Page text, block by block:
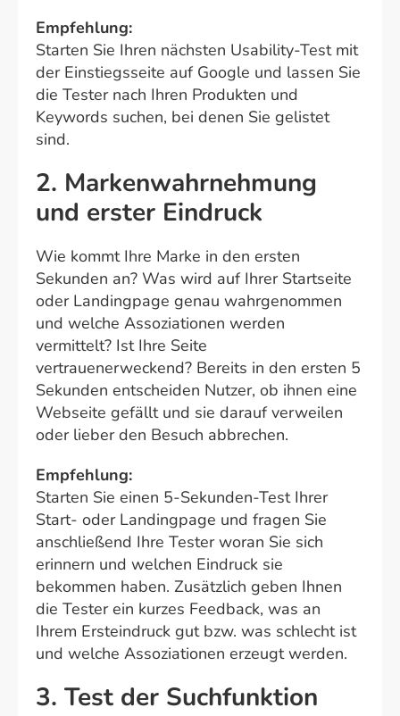
Empfehlung:
Starten Sie Ihren nächsten Usability-Test mit
der Einstiegsseite auf Google und lassen Sie
die Tester nach Ihren Produkten und
Keywords suchen, bei denen Sie gelistet
sind.
2. Markenwahrnehmung
und erster Eindruck
Wie kommt Ihre Marke in den ersten
Sekunden an? Was wird auf Ihrer Startseite
oder Landingpage genau wahrgenommen
und welche Assoziationen werden
vermittelt? Ist Ihre Seite
vertrauenerweckend? Bereits in den ersten 5
Sekunden entscheiden Nutzer, ob ihnen eine
Webseite gefällt und sie darauf verweilen
oder lieber den Besuch abbrechen.
Empfehlung:
Starten Sie einen 5-Sekunden-Test Ihrer
Start- oder Landingpage und fragen Sie
anschließend Ihre Tester woran Sie sich
erinnern und welchen Eindruck sie
bekommen haben. Zusätzlich geben Ihnen
die Tester ein kurzes Feedback, was an
Ihrem Ersteindruck gut bzw. was schlecht ist
und welche Assoziationen erzeugt werden.
3. Test der Suchfunktion